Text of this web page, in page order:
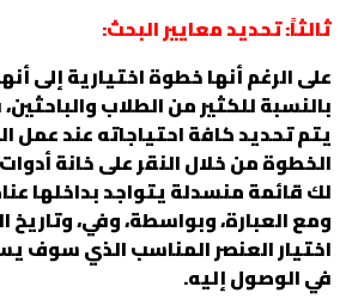
ثالثاً: تحديد معايير البحث:
على الرغم أنها خطوة اختيارية إلى
بالنسبة للكثير من الطلاب
يتم تحديد كافة احتياجاته عند عمل
الخطوة من خلال النقر على خانة
لك قائمة منسدلة يتواجد بداخلها
ومع العبارة، وبواسطة، وفي، وتاريخ
اختيار العنصر المناسب الذي سوف
في الوصول إليه.